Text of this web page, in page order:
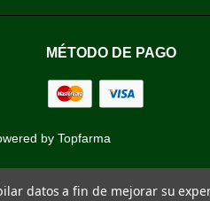
MÉTODO DE PAGO
by Topfarma
datos a fin de mejorar su